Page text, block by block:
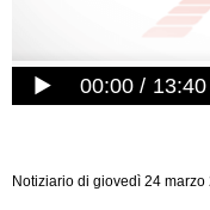
00:00 13:40
Notiziario di giovedì 24